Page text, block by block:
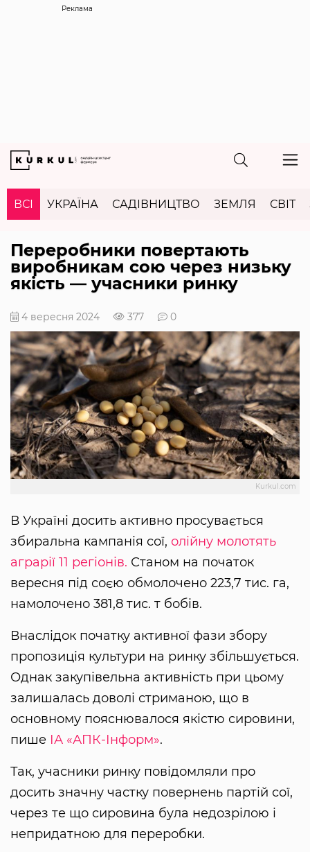
Реклама
ВСІ УКРАЇНА САДІВНИЦТВО ЗЕМЛЯ СВІТ
Переробники повертають
виробникам сою через низьку
якість — учасники ринку
4 вересня 2024 377 0
Kurkul.com
В Україні досить активно просувається
збиральна кампанія сої, олійну молотять
аграрії 11 регіонів. Станом на початок
вересня під соєю обмолочено 223,7 тис. га,
намолочено 381,8 тис. т бобів.
Внаслідок початку активної фази збору
пропозиція культури на ринку збільшується.
Однак закупівельна активність при цьому
залишалась доволі стриманою, що в
основному пояснювалося якістю сировини,
пише ІА «АПК-Інформ».
Так, учасники ринку повідомляли про
досить значну частку повернень партій сої,
через те що сировина була недозрілою і
непридатною для переробки.